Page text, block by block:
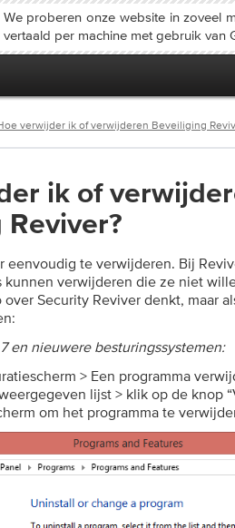
We proberen onze website in zoveel
vertaald per machine met gebruik van
verwijder ik of verwijderen Beveiliging
ik of
Reviver?
eenvoudig te verwijderen. Bij
kunnen verwijderen die ze niet
Security Reviver denkt, maar
en nieuwere besturingssystemen:
> Een programma
lijst > klik op de knop
om het programma te